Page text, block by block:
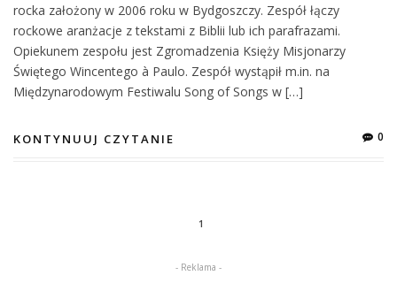
rocka założony w 2006 roku w Bydgoszczy. Zespół łączy
rockowe aranżacje z tekstami z Biblii lub ich parafrazami.
Opiekunem zespołu jest Zgromadzenia Księży Misjonarzy
Świętego Wincentego à Paulo. Zespół wystąpił m.in. na
Międzynarodowym Festiwalu Song of Songs w […]
KONTYNUUJ CZYTANIE 0
1
- Reklama -